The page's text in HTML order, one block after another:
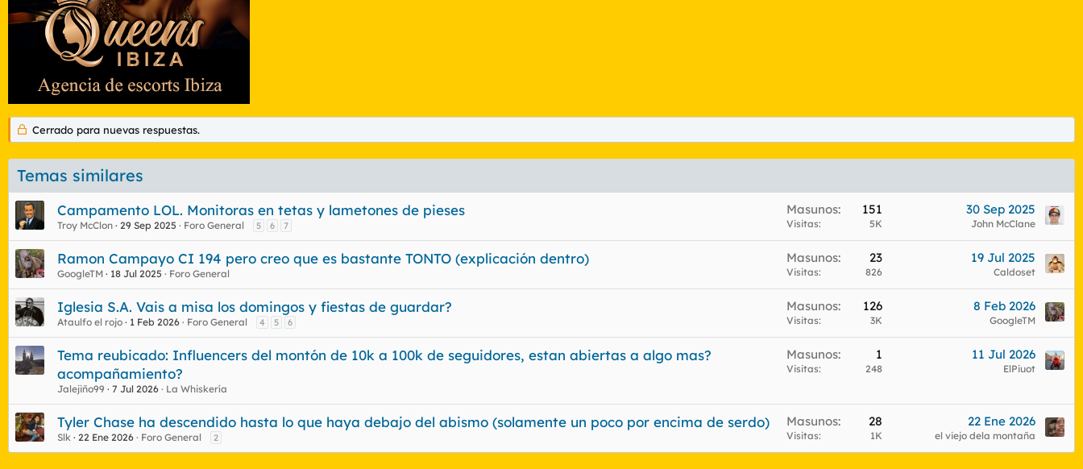
Cerrado para nuevas respuestas.
Temas similares
Campamento LOL. Monitoras en tetas y lametones de pieses
Troy McClon 29 Sep 2025 Foro General 5 6 7
Masunos 151
Visitas 5K
30 Sep 2025
John McClane
Ramon Campayo CI 194 pero creo que es bastante TONTO (explicación dentro)
GoogleTM 18 Jul 2025 Foro General
Masunos 23
Visitas 826
19 Jul 2025
Caldoset
Iglesia S.A. Vais a misa los domingos y fiestas de guardar?
Ataulfo el rojo 1 Feb 2026 Foro General 4 5 6
Masunos 126
Visitas 3K
8 Feb 2026
GoogleTM
Tema reubicado: Influencers del montón de 10k a 100k de seguidores, estan abiertas a algo mas?
acompañamiento?
Jalejiño99 7 Jul 2026 La Whiskería
Masunos 1
Visitas 248
11 Jul 2026
ElPiuot
Tyler Chase ha descendido hasta lo que haya debajo del abismo (solamente un poco por encima de serdo)
Slk 22 Ene 2026 Foro General 2
Masunos 28
Visitas 1K
22 Ene 2026
el viejo dela montaña